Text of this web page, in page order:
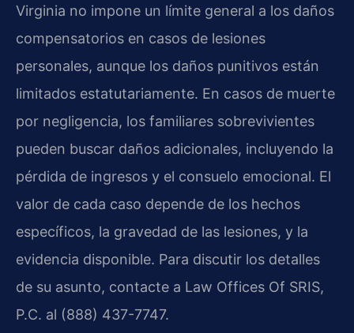
Virginia no impone un límite general a los daños
compensatorios en casos de lesiones
personales, aunque los daños punitivos están
limitados estatutariamente. En casos de muerte
por negligencia, los familiares sobrevivientes
pueden buscar daños adicionales, incluyendo la
pérdida de ingresos y el consuelo emocional. El
valor de cada caso depende de los hechos
específicos, la gravedad de las lesiones, y la
evidencia disponible. Para discutir los detalles
de su asunto, contacte a Law Offices Of SRIS,
P.C. al (888) 437-7747.